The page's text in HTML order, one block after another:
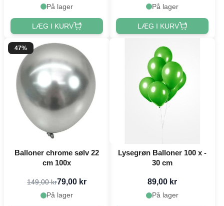
På lager
LÆG I KURV
På lager
LÆG I KURV
47%
Balloner chrome sølv 22
cm 100x
149,00 kr79,00 kr
På lager
Lysegrøn Balloner 100 x -
30 cm
89,00 kr
På lager